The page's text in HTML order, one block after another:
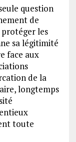
question
de
les
sa légitimité
face aux
de la
longtemps
toute